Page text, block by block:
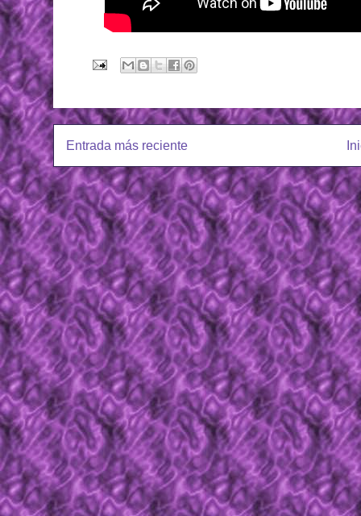
Entrada más reciente